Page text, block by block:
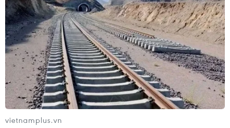
vietnamplus.vn